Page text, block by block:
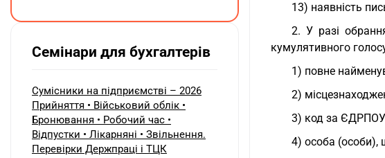
13) наявність
2. У разі
кумулятивного
1) повне
2)
3) код за
4) особа (особи),
Семінари для бухгалтерів
Сумісники на підприємстві – 2026
Прийняття • Військовий облік •
Бронювання • Робочий час •
Відпустки • Лікарняні • Звільнення.
Перевірки Держпраці і ТЦК